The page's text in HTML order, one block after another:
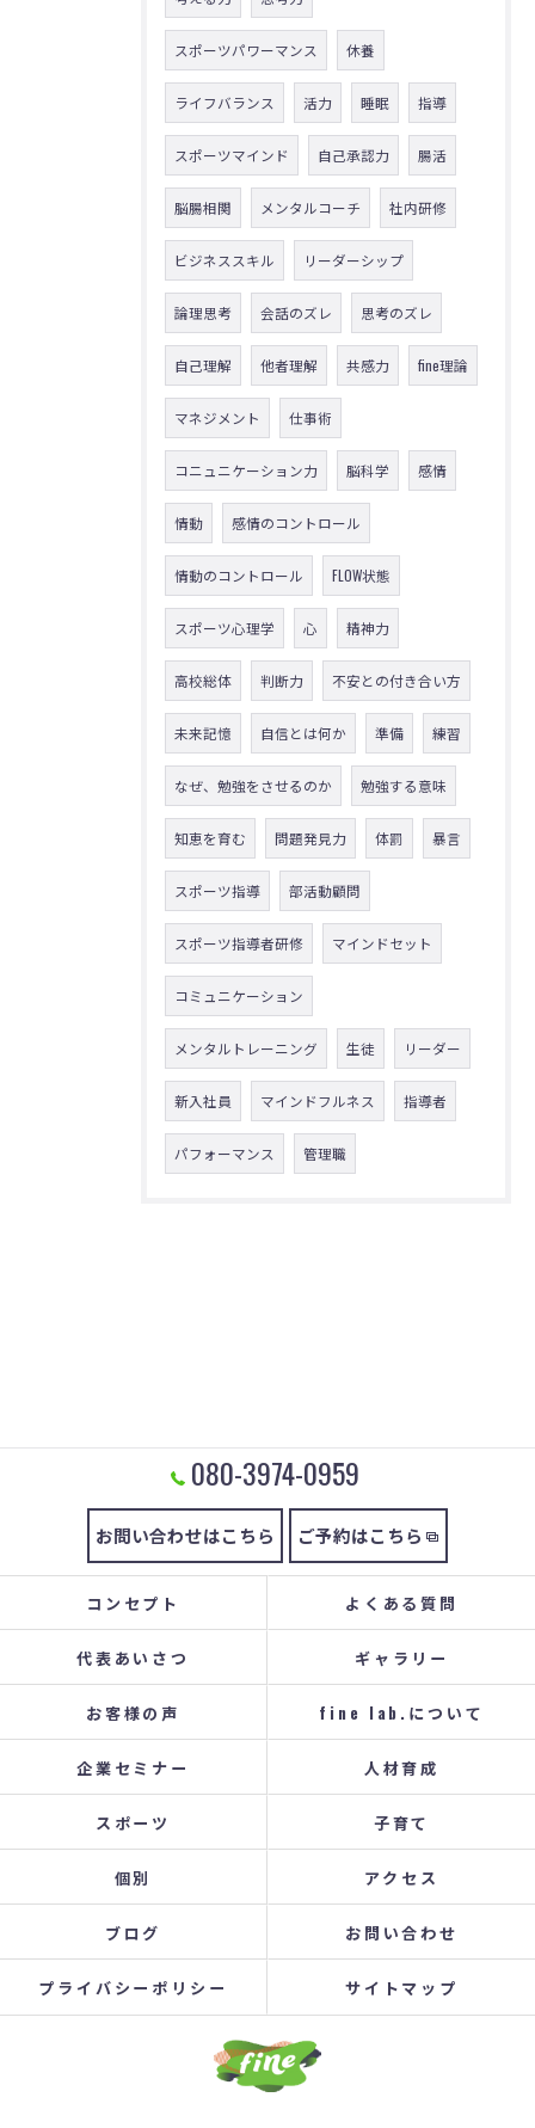
スポーツパワーマンス 休養
ライフバランス 活力 睡眠 指導
スポーツマインド 自己承認力 腸活
脳腸相関 メンタルコーチ 社内研修
ビジネススキル リーダーシップ
論理思考 会話のズレ 思考のズレ
自己理解 他者理解 共感力 fine理論
マネジメント 仕事術
コニュニケーション力 脳科学 感情
情動 感情のコントロール
情動のコントロール FLOW状態
スポーツ心理学 心 精神力
高校総体 判断力 不安との付き合い方
未来記憶 自信とは何か 準備 練習
なぜ、勉強をさせるのか 勉強する意味
知恵を育む 問題発見力 体罰 暴言
スポーツ指導 部活動顧問
スポーツ指導者研修 マインドセット
コミュニケーション
メンタルトレーニング 生徒 リーダー
新入社員 マインドフルネス 指導者
パフォーマンス 管理職
080-3974-0959
お問い合わせはこちら ご予約はこちら
コンセプト よくある質問
代表あいさつ ギャラリー
お客様の声 fine lab.について
企業セミナー 人材育成
スポーツ 子育て
個別 アクセス
ブログ お問い合わせ
プライバシーポリシー サイトマップ